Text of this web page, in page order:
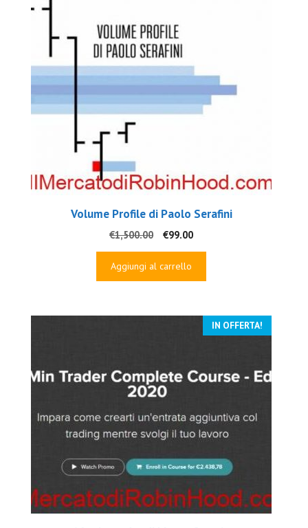
Volume Profile di Paolo Serafini
€1,500.00
Il
prezzo
originale
€99.00Il
prezzo
Aggiungi al carrello
IN OFFERTA!